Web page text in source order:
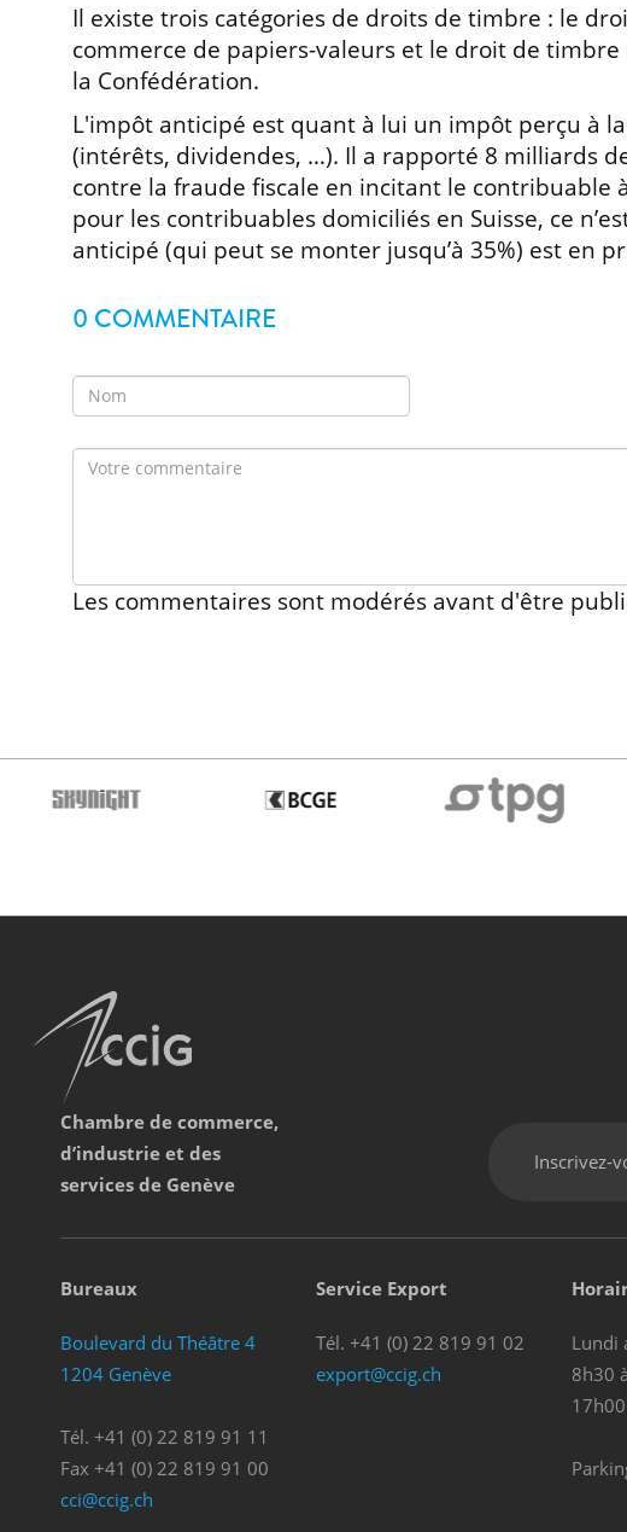
Il existe trois catégories de droits de timbre : le
commerce de papiers-valeurs et le droit de timbre
la Confédération.
L'impôt anticipé est quant à lui un impôt perçu à
(intérêts, dividendes, …). Il a rapporté 8 milliards
contre la fraude fiscale en incitant le contribuable
pour les contribuables domiciliés en Suisse, ce
anticipé (qui peut se monter jusqu’à 35%) est en
0 COMMENTAIRE
Les commentaires sont modérés avant d'être
Chambre de commerce,
d’industrie et des
services de Genève
Inscrivez-
Bureaux
Boulevard du Théâtre 4
1204 Genève
Tél. +41 (0) 22 819 91 11
Fax +41 (0) 22 819 91 00
cci@ccig.ch
Service Export
Tél. +41 (0) 22 819 91 02
export@ccig.ch
Lundi
8h30
17h00